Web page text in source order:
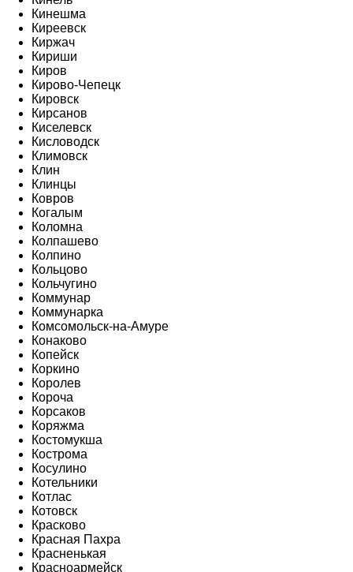
Кинешма
Киреевск
Киржач
Кириши
Киров
Кирово-Чепецк
Кировск
Кирсанов
Киселевск
Кисловодск
Климовск
Клин
Клинцы
Ковров
Когалым
Коломна
Колпашево
Колпино
Кольцово
Кольчугино
Коммунар
Коммунарка
Комсомольск-на-Амуре
Конаково
Копейск
Коркино
Королев
Короча
Корсаков
Коряжма
Костомукша
Кострома
Косулино
Котельники
Котлас
Котовск
Красково
Красная Пахра
Красненькая
Красноармейск